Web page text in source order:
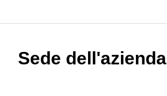
Sede dell'azienda